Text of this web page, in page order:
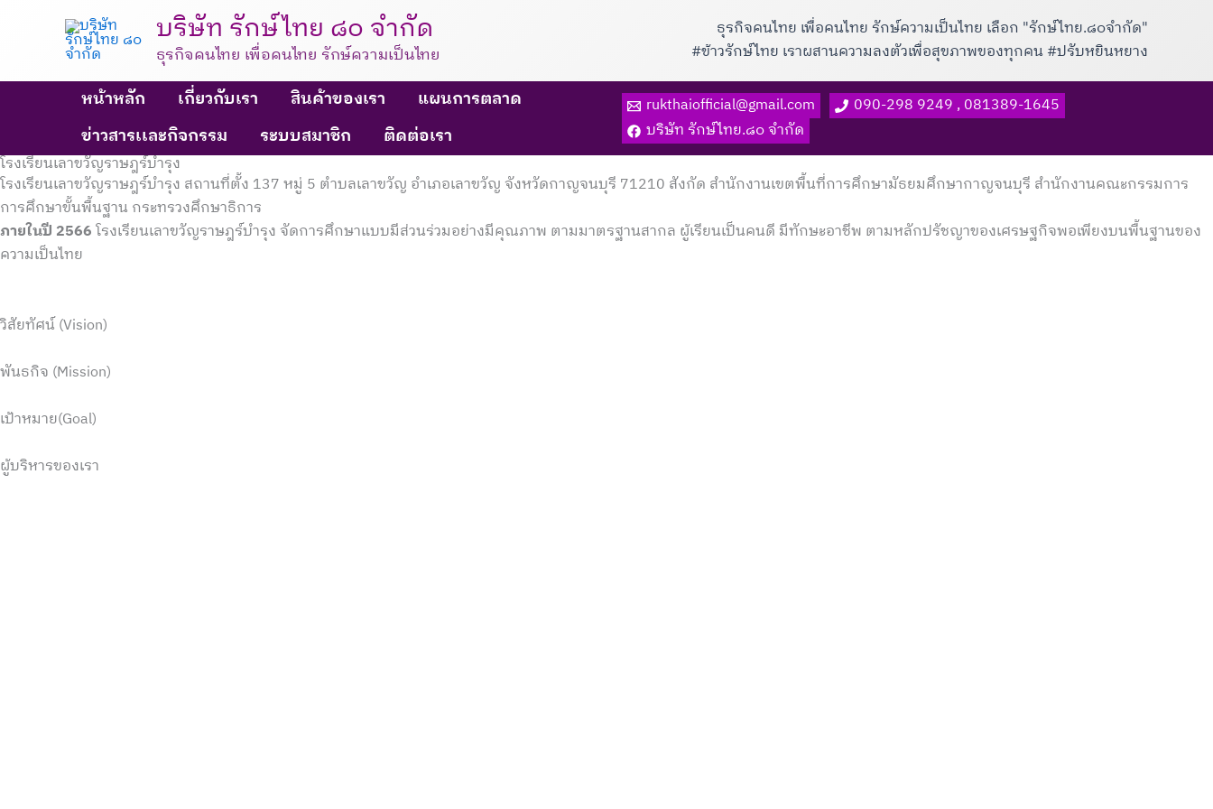
บริษัท รักษ์ไทย ๘๐ จำกัด
ธุรกิจคนไทย เพื่อคนไทย รักษ์ความเป็นไทย
ธุรกิจคนไทย เพื่อคนไทย รักษ์ความเป็นไทย เลือก "รักษ์ไทย.๘๐จำกัด"
#ข้าวรักษ์ไทย เราผสานความลงตัวเพื่อสุขภาพของทุกคน #ปรับหยินหยาง
หน้าหลัก เกี่ยวกับเรา สินค้าของเรา
แผนการตลาด
ข่าวสารเเละกิจกรรม
ระบบสมาชิก ติดต่อเรา
rukthaiofficial@gmail.com
090-298 9249 , 081389-1645
บริษัท รักษ์ไทย.๘๐ จำกัด
โรงเรียนเลาขวัญราษฎร์บำรุง
โรงเรียนเลาขวัญราษฎร์บำรุง สถานที่ตั้ง 137 หมู่ 5 ตำบลเลาขวัญ อำเภอเลาขวัญ จังหวัดกาญจนบุรี 71210 สังกัด สำนักงานเขตพื้นที่การศึกษามัธยมศึกษากาญจนบุรี สำนักงานคณะกรรมการ
การศึกษาขั้นพื้นฐาน กระทรวงศึกษาธิการ
ภายในปี 2566โรงเรียนเลาขวัญราษฎร์บำรุง จัดการศึกษาแบบมีส่วนร่วมอย่างมีคุณภาพ ตามมาตรฐานสากล ผู้เรียนเป็นคนดี มีทักษะอาชีพ ตามหลักปรัชญาของเศรษฐกิจพอเพียงบนพื้นฐานของ
ความเป็นไทย
วิสัยทัศน์ (Vision)
พันธกิจ (Mission)
เป้าหมาย(Goal)
ผู้บริหารของเรา